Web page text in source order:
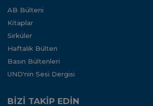
AB Bülteni
Kitaplar
Sirküler
Haftalık Bülten
Basın Bültenleri
UND'nin Sesi Dergisi
BİZİ TAKİP EDİN